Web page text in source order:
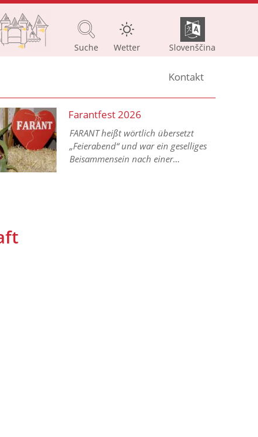
Suche Wetter Slovenščina
Kontakt
Farantfest 2026
FARANT heißt wörtlich übersetzt
„Feierabend“ und war ein geselliges
Beisammensein nach einer